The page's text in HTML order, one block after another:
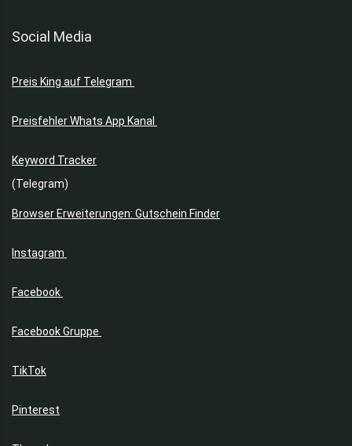
Social Media
Preis King auf Telegram
Preisfehler Whats App Kanal
Keyword Tracker
(Telegram)
Browser Erweiterungen: Gutschein Finder
Instagram
Facebook
Facebook Gruppe
TikTok
Pinterest